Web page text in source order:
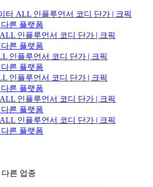
터 ALL 인플루언서 코디 단가 | 크픽
른 플랫폼
인플루언서 코디 단가 | 크픽
른 플랫폼
인플루언서 코디 단가 | 크픽
른 플랫폼
인플루언서 코디 단가 | 크픽
른 플랫폼
인플루언서 코디 단가 | 크픽
른 플랫폼
인플루언서 코디 단가 | 크픽
른 플랫폼
른 업종